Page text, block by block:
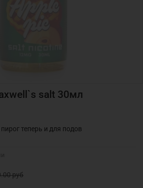
salt 30мл
руб
теперь и для подов